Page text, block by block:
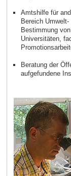
Amtshilfe für
Bereich
Bestimmung
Universitäten,
Beratung der
aufgefundene